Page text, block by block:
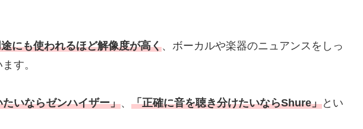
にも使われるほど解像度が高く、ボーカルや楽器のニュアンスをしっ
す。
いならゼンハイザー」、 「正確に音を聴き分けたいならShure」とい